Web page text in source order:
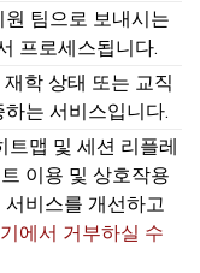
팀으로 보내시는
프로세스됩니다.
학 상태 또는 교직
는 서비스입니다.
트맵 및 세션 리플레
이용 및 상호작용
비스를 개선하고
에서 거부하실 수